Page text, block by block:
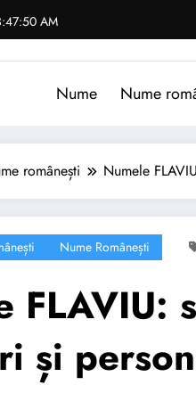
AM
Nume Nume
românești Numele
Nume Românești
FLAVIU:
și